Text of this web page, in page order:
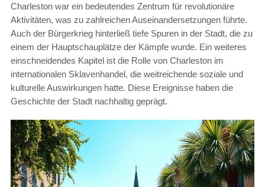
Charleston war ein bedeutendes Zentrum für revolutionäre
Aktivitäten, was zu zahlreichen Auseinandersetzungen führte.
Auch der Bürgerkrieg hinterließ tiefe Spuren in der Stadt, die zu
einem der Hauptschauplätze der Kämpfe wurde. Ein weiteres
einschneidendes Kapitel ist die Rolle von Charleston im
internationalen Sklavenhandel, die weitreichende soziale und
kulturelle Auswirkungen hatte. Diese Ereignisse haben die
Geschichte der Stadt nachhaltig geprägt.